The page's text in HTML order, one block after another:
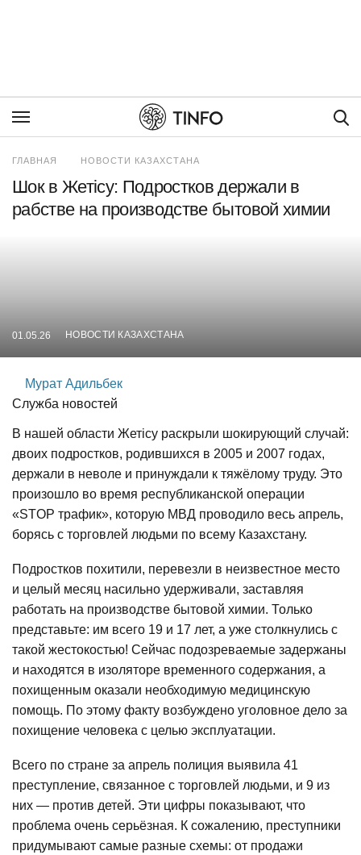
ГЛАВНАЯ НОВОСТИ КАЗАХСТАНА
Шок в Жетісу: Подростков держали в
рабстве на производстве бытовой химии
01.05.26 НОВОСТИ КАЗАХСТАНА
Мурат Адильбек
Служба новостей
В нашей области Жетісу раскрыли шокирующий случай:
двоих подростков, родившихся в 2005 и 2007 годах,
держали в неволе и принуждали к тяжёлому труду. Это
произошло во время республиканской операции
«STOP трафик», которую МВД проводило весь апрель,
борясь с торговлей людьми по всему Казахстану.
Подростков похитили, перевезли в неизвестное место
и целый месяц насильно удерживали, заставляя
работать на производстве бытовой химии. Только
представьте: им всего 19 и 17 лет, а уже столкнулись с
такой жестокостью! Сейчас подозреваемые задержаны
и находятся в изоляторе временного содержания, а
похищенным оказали необходимую медицинскую
помощь. По этому факту возбуждено уголовное дело за
похищение человека с целью эксплуатации.
Всего по стране за апрель полиция выявила 41
преступление, связанное с торговлей людьми, и 9 из
них — против детей. Эти цифры показывают, что
проблема очень серьёзная. К сожалению, преступники
придумывают самые разные схемы: от продажи